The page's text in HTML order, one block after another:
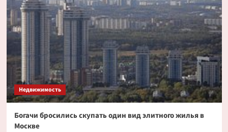
Недвижимость
Богачи бросились скупать один вид элитного жилья в
Москве